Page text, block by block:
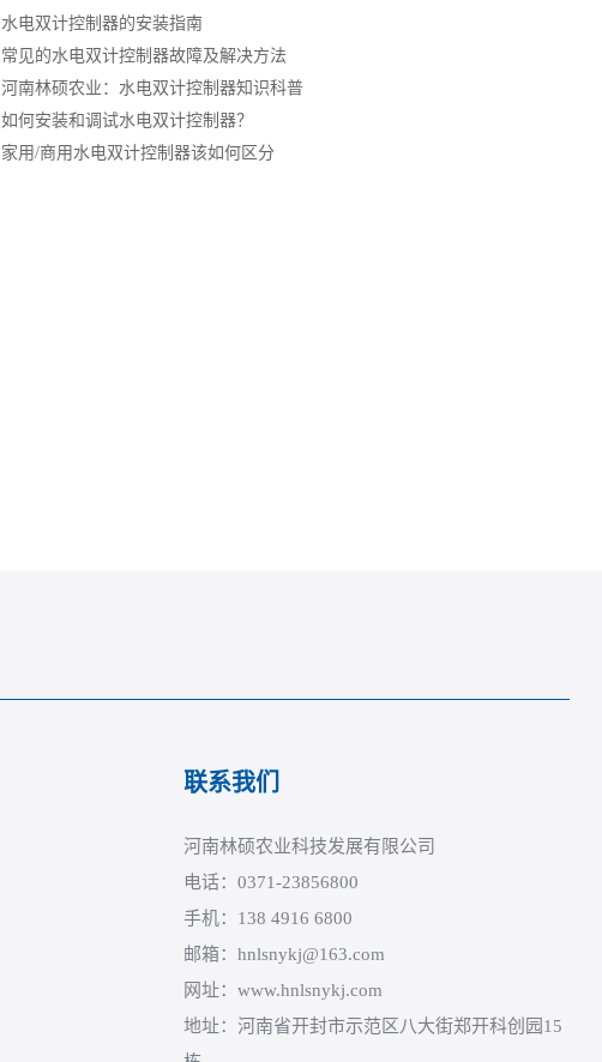
水电双计控制器的安装指南
常见的水电双计控制器故障及解决方法
河南林硕农业：水电双计控制器知识科普
如何安装和调试水电双计控制器？
家用/商用水电双计控制器该如何区分
联系我们
河南林硕农业科技发展有限公司
电话：0371-23856800
手机：138 4916 6800
邮箱：hnlsnykj@163.com
网址：www.hnlsnykj.com
地址：河南省开封市示范区八大街郑开科创园15